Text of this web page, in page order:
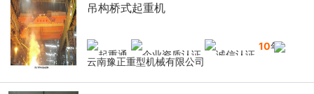
吊构桥式起重机
10年
云南豫正重型机械有限公司